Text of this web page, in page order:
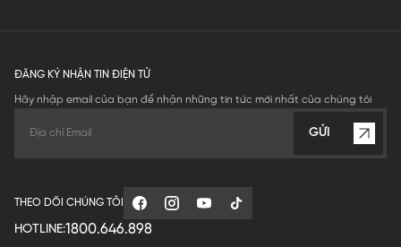
ĐĂNG KÝ NHẬN TIN ĐIỆN TỬ
Hãy nhập email của bạn để nhận những tin tức mới nhất của chúng tôi
GỬI
THEO DÕI CHÚNG TÔI
HOTLINE:1800.646.898